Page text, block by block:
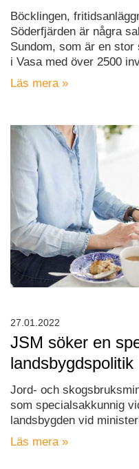
Böcklingen,
Söderfjärden är några
Sundom, som är en stor
i Vasa med över 2500
Läs mera »
JSM söker en
landsbygdspolitik
Jord- och
som specialsakkunnig
landsbygden vid
Läs mera »
27.01.2022